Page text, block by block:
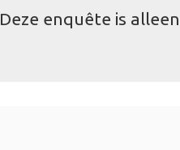
Deze enquête is